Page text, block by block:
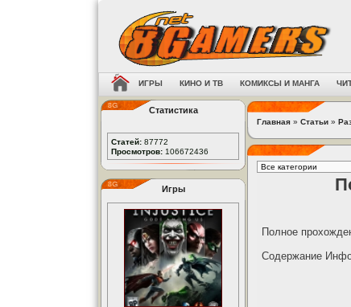
ИГРЫ КИНО И ТВ КОМИКСЫ И МАНГА
Статистика
Статей: 87772
Просмотров: 106672436
Игры
Главная » Статьи »
Полное
Содержание